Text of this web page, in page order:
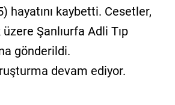
hayatını kaybetti. Cesetler,
Şanlıurfa Adli Tıp
gönderildi.
devam ediyor.